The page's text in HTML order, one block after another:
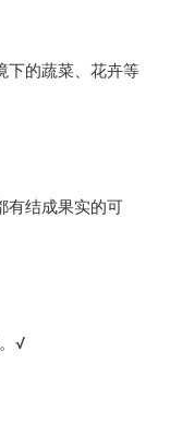
下的蔬菜、花卉等
有结成果实的可
√